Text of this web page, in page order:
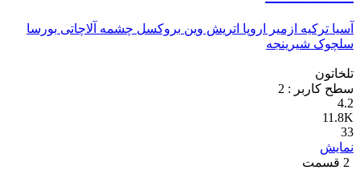
آسیا ترکیه ازمیر اروپا اتریش وین بروکسل چشمه آلاچاتی بورسا
سلچوک شیرینجه
تلخاتون
سطح کاربر : 2
4.2
11.8K
33
نمایش
2 قسمت